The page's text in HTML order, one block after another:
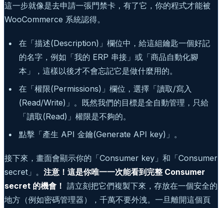
這一步就像是去申請一張門禁卡，有了它，你的程式才能被
WooCommerce 系統認得。
在「描述(Description)」欄位中，給這組鑰匙一個好記
的名字，例如「我的 ERP 串接」或「商品自動化腳
本」，這樣以後才不會忘記它是做什麼用的。
在「權限(Permissions)」欄位，選擇「讀取/寫入
(Read/Write)」。既然我們的目標是全自動管理，只給
「讀取(Read)」權限是不夠的。
點擊「產生 API 金鑰(Generate API key)」。
接下來，畫面會顯示你的「Consumer key」和「Consumer
secret」。 注意！這是你唯一一次能看到完整 Consumer
secret 的機會！ 請立刻把它們複製下來，存放在一個安全的
地方（例如密碼管理器），千萬不要外洩。一旦離開這個頁